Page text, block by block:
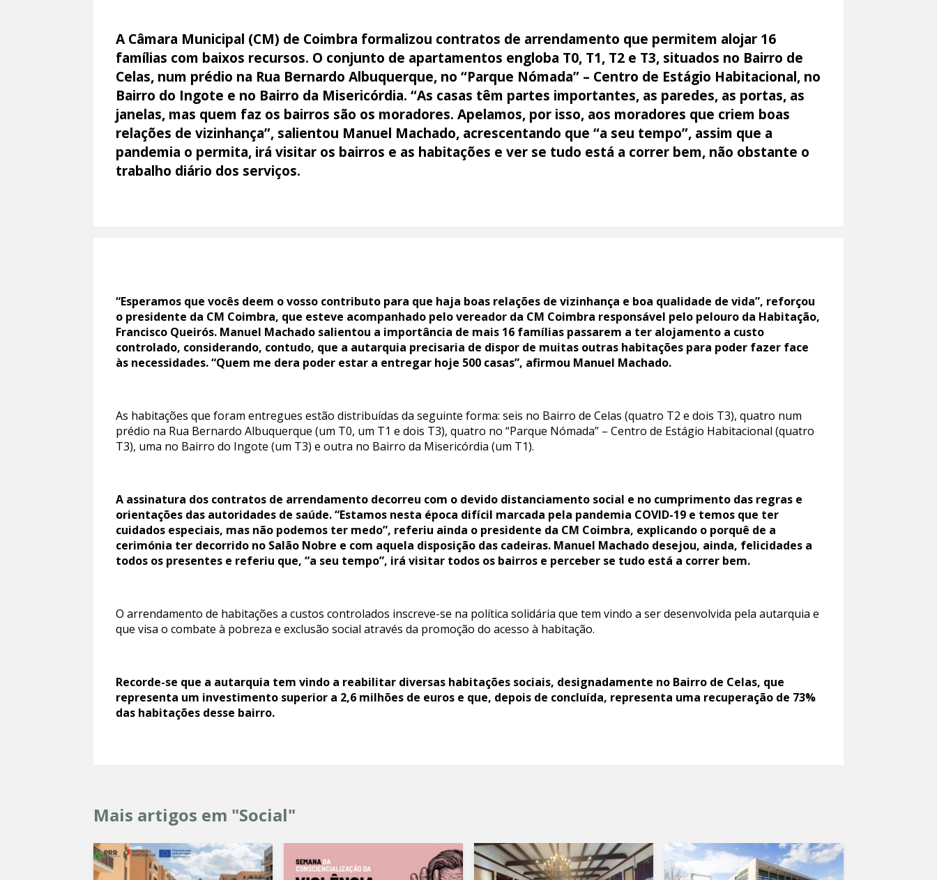
A Câmara Municipal (CM) de Coimbra formalizou contratos de arrendamento que permitem alojar 16
famílias com baixos recursos. O conjunto de apartamentos engloba T0, T1, T2 e T3, situados no Bairro de
Celas, num prédio na Rua Bernardo Albuquerque, no “Parque Nómada” – Centro de Estágio Habitacional, no
Bairro do Ingote e no Bairro da Misericórdia. “As casas têm partes importantes, as paredes, as portas, as
janelas, mas quem faz os bairros são os moradores. Apelamos, por isso, aos moradores que criem boas
relações de vizinhança”, salientou Manuel Machado, acrescentando que “a seu tempo”, assim que a
pandemia o permita, irá visitar os bairros e as habitações e ver se tudo está a correr bem, não obstante o
trabalho diário dos serviços.
“Esperamos que vocês deem o vosso contributo para que haja boas relações de vizinhança e boa qualidade de vida”, reforçou
o presidente da CM Coimbra, que esteve acompanhado pelo vereador da CM Coimbra responsável pelo pelouro da Habitação,
Francisco Queirós. Manuel Machado salientou a importância de mais 16 famílias passarem a ter alojamento a custo
controlado, considerando, contudo, que a autarquia precisaria de dispor de muitas outras habitações para poder fazer face
às necessidades. “Quem me dera poder estar a entregar hoje 500 casas”, afirmou Manuel Machado.
As habitações que foram entregues estão distribuídas da seguinte forma: seis no Bairro de Celas (quatro T2 e dois T3), quatro num
prédio na Rua Bernardo Albuquerque (um T0, um T1 e dois T3), quatro no “Parque Nómada” – Centro de Estágio Habitacional (quatro
T3), uma no Bairro do Ingote (um T3) e outra no Bairro da Misericórdia (um T1).
A assinatura dos contratos de arrendamento decorreu com o devido distanciamento social e no cumprimento das regras e
orientações das autoridades de saúde. “Estamos nesta época difícil marcada pela pandemia COVID-19 e temos que ter
cuidados especiais, mas não podemos ter medo”, referiu ainda o presidente da CM Coimbra, explicando o porquê de a
cerimónia ter decorrido no Salão Nobre e com aquela disposição das cadeiras. Manuel Machado desejou, ainda, felicidades a
todos os presentes e referiu que, “a seu tempo”, irá visitar todos os bairros e perceber se tudo está a correr bem.
O arrendamento de habitações a custos controlados inscreve-se na política solidária que tem vindo a ser desenvolvida pela autarquia e
que visa o combate à pobreza e exclusão social através da promoção do acesso à habitação.
Recorde-se que a autarquia tem vindo a reabilitar diversas habitações sociais, designadamente no Bairro de Celas, que
representa um investimento superior a 2,6 milhões de euros e que, depois de concluída, representa uma recuperação de 73%
das habitações desse bairro.
Mais artigos em "Social"